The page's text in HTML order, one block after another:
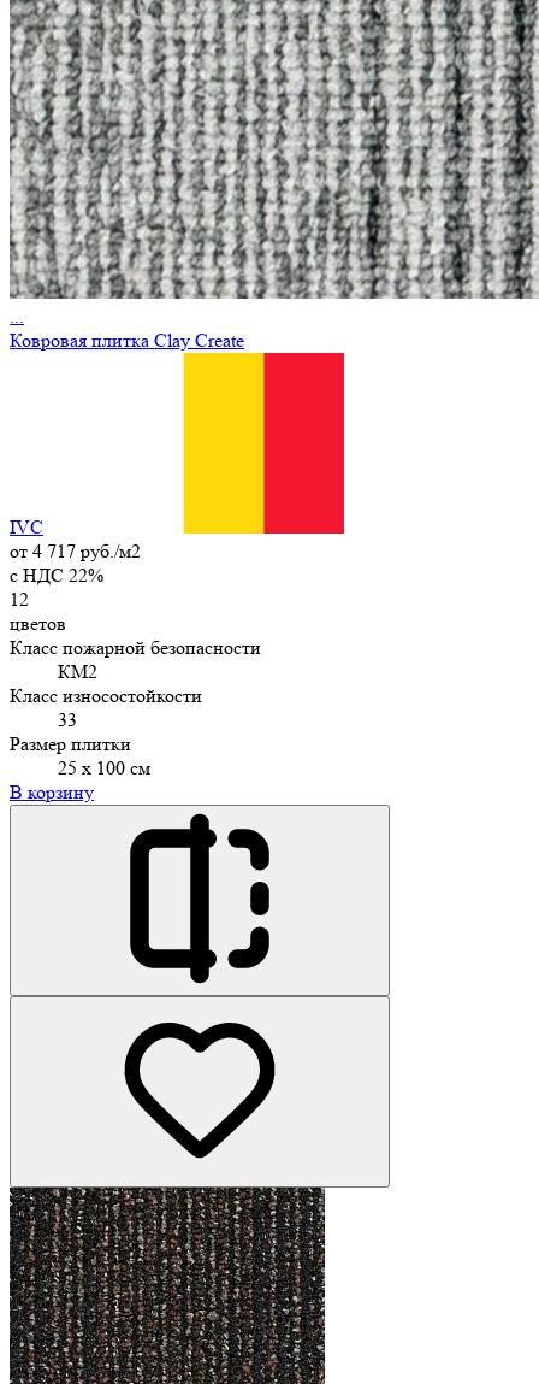
...
Ковровая плитка Clay Create
IVC
от 4 717 руб./м2
c НДС 22%
12
цветов
Класс пожарной безопасности
КМ2
Класс износостойкости
33
Размер плитки
25 х 100 см
В корзину